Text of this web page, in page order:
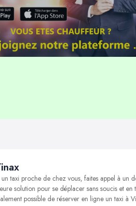
taxi proche de chez vous, faites appel à un
solution pour se déplacer sans soucis et
possible de réserver en ligne un taxi à